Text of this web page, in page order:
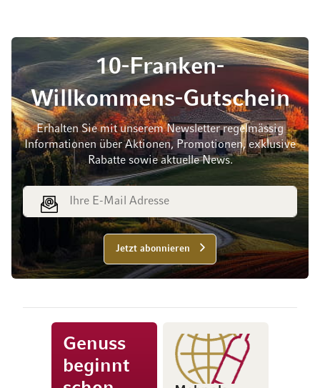
10-Franken-
Willkommens-Gutschein
Erhalten Sie mit unserem Newsletter regelmässig
Informationen über Aktionen, Promotionen, exklusive
Rabatte sowie aktuelle News.
E-Mail Adresse
Jetzt abonnieren
Genuss
beginnt